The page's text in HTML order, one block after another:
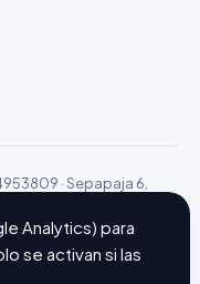
· Sepapaja 6,
❤ en Barcelona
Analytics) para
se activan si las